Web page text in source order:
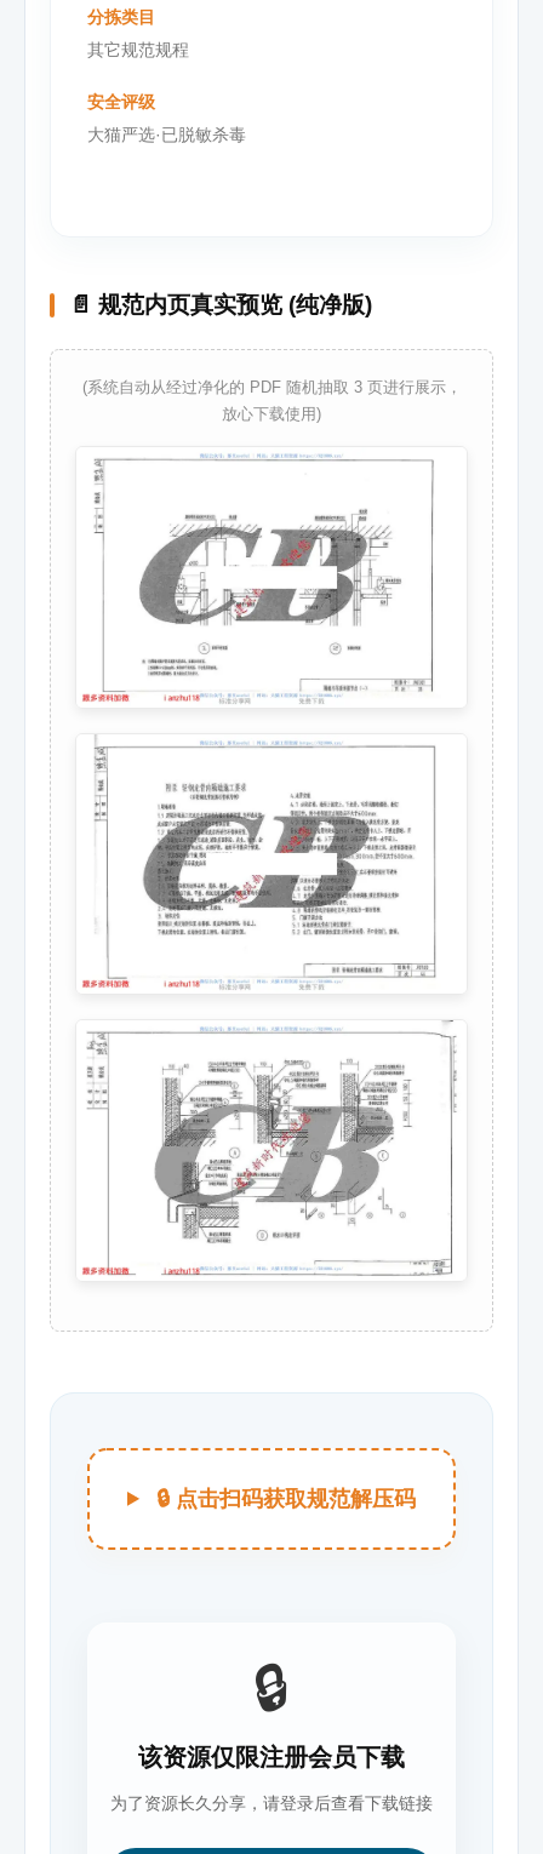
分拣类目
其它规范规程
安全评级
大猫严选·已脱敏杀毒
📄 规范内页真实预览 (纯净版)
(系统自动从经过净化的 PDF 随机抽取 3 页进行展示，
放心下载使用)
🔒 点击扫码获取规范解压码
🔒
该资源仅限注册会员下载
为了资源长久分享，请登录后查看下载链接